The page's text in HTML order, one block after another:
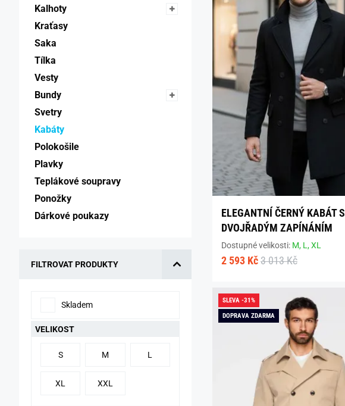
Kalhoty
Kraťasy
Saka
Tílka
Vesty
Bundy
Svetry
Kabáty
Polokošile
Plavky
Teplákové soupravy
Ponožky
Dárkové poukazy
FILTROVAT PRODUKTY
Skladem
VELIKOST
S M L
XL XXL
ELEGANTNÍ ČERNÝ KABÁT S
DVOJŘADÝM ZAPÍNÁNÍM
Dostupné velikosti: M, L,XL
2 593 Kč 3 013 Kč
SLEVA -31%
DOPRAVA ZDARMA